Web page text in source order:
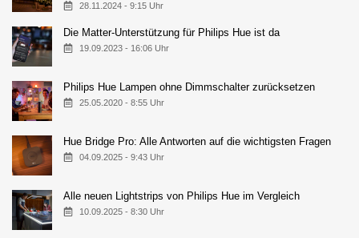
28.11.2024 - 9:15 Uhr
Die Matter-Unterstützung für Philips Hue ist da
19.09.2023 - 16:06 Uhr
Philips Hue Lampen ohne Dimmschalter zurücksetzen
25.05.2020 - 8:55 Uhr
Hue Bridge Pro: Alle Antworten auf die wichtigsten Fragen
04.09.2025 - 9:43 Uhr
Alle neuen Lightstrips von Philips Hue im Vergleich
10.09.2025 - 8:30 Uhr